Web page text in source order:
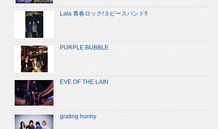
Lala 青春ロック!３ピースバンド!!
PURPLE BUBBLE
EVE OF THE LAIN
grating hunny